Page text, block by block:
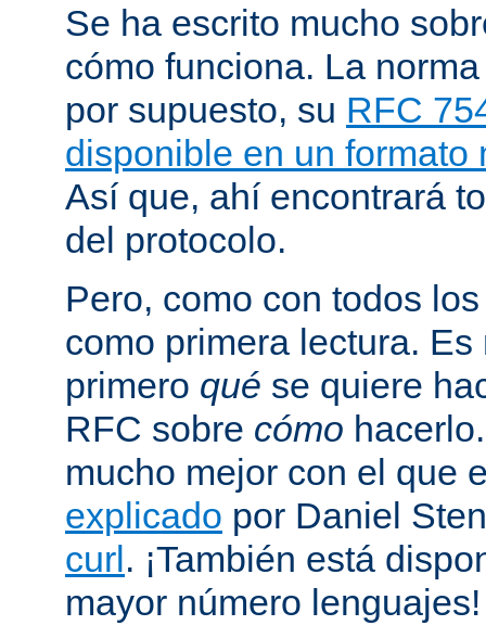
Se ha escrito mucho
cómo funciona. La
por supuesto, su RFC
disponible en un formato
Así que, ahí encontrará
del protocolo.
Pero, como con todos
como primera lectura.
primero qué se quiere
RFC sobre cómo
mucho mejor con el que
explicado por Daniel
curl. ¡También está
mayor número lenguajes!